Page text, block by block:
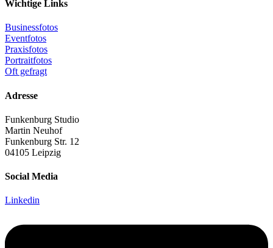
Wichtige Links
Businessfotos
Eventfotos
Praxisfotos
Portraitfotos
Oft gefragt
Adresse
Funkenburg Studio
Martin Neuhof
Funkenburg Str. 12
04105 Leipzig
Social Media
Linkedin